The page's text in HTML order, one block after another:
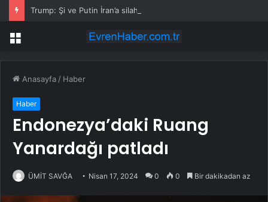
Trump: Şi ve Putin İran’a silah satmayacaklarını söyledi
Menü
Anasayfa / Haber
Haber
Endonezya’daki Ruang
Yanardağı patladı
ÜMİT SAVĞA Nisan 17, 2024 0 0 Bir dakikadan az